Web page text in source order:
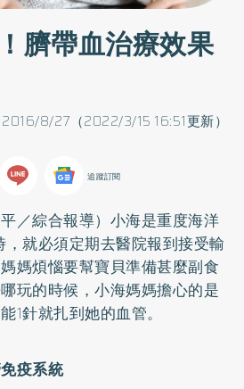
臍帶血治療效果
2016/8/27（2022/3/15 16:51更新）
追蹤訂閱
／綜合報導）小海是重度海洋
，就必須定期去醫院報到接受輸
媽煩惱要幫寶貝準備甚麼副食
玩的時候，小海媽媽擔心的是
1針就扎到她的血管。
疫系統